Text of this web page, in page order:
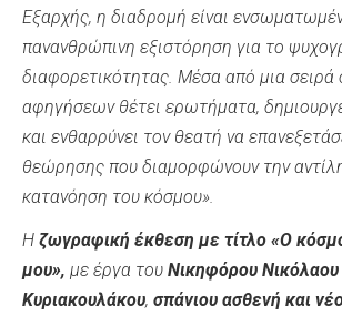
Εξαρχής, η διαδρομή είναι
πανανθρώπινη εξιστόρηση για το
διαφορετικότητας. Μέσα από μια σειρά
αφηγήσεων θέτει ερωτήματα,
και ενθαρρύνει τον θεατή να
θεώρησης που διαμορφώνουν την
κατανόηση του κόσμου».
Η ζωγραφική έκθεση με τίτλο «Ο
μου», με έργα του Νικηφόρου Νικόλαου
Κυριακουλάκου, σπάνιου ασθενή και